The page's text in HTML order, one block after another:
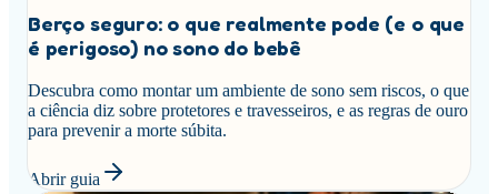
Berço seguro: o que realmente pode (e o que
é perigoso) no sono do bebê
Descubra como montar um ambiente de sono sem riscos, o que
a ciência diz sobre protetores e travesseiros, e as regras de ouro
para prevenir a morte súbita.
Abrir guia